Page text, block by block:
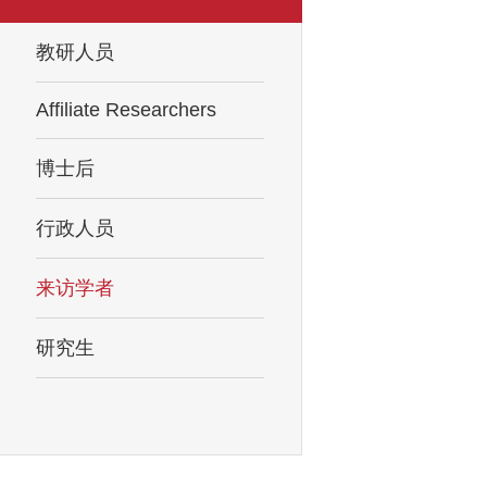
教研人员
Affiliate Researchers
博士后
行政人员
来访学者
研究生